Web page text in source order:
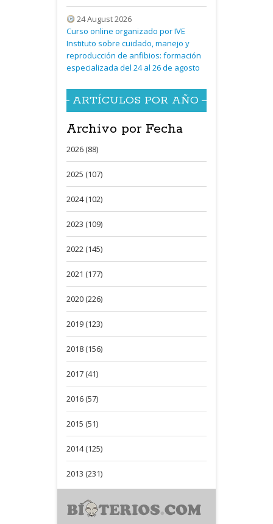
24 August 2026
Curso online organizado por IVE
Instituto sobre cuidado, manejo y
reproducción de anfibios: formación
especializada del 24 al 26 de agosto
ARTÍCULOS POR AÑO
Archivo por Fecha
2026 (88)
2025 (107)
2024 (102)
2023 (109)
2022 (145)
2021 (177)
2020 (226)
2019 (123)
2018 (156)
2017 (41)
2016 (57)
2015 (51)
2014 (125)
2013 (231)